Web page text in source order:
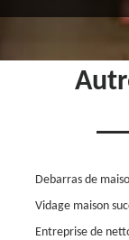
Debarras de
Vidage maison
Entreprise de